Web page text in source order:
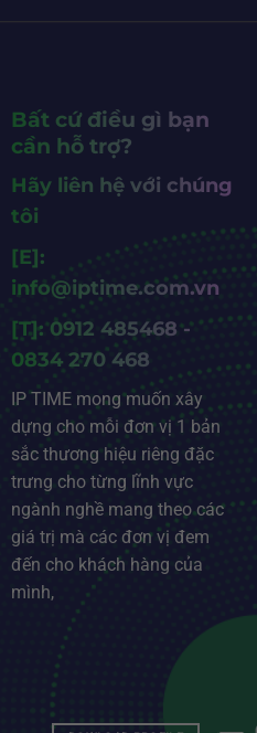
Bất cứ điều gì bạn
cần hỗ trợ?
Hãy liên hệ với chúng
tôi
[E]:
info@iptime.com.vn
[T]: 0912 485468 -
0834 270 468
IP TIME mong muốn xây
dựng cho mỗi đơn vị 1 bản
sắc thương hiệu riêng đặc
trưng cho từng lĩnh vực
ngành nghề mang theo các
giá trị mà các đơn vị đem
đến cho khách hàng của
mình,